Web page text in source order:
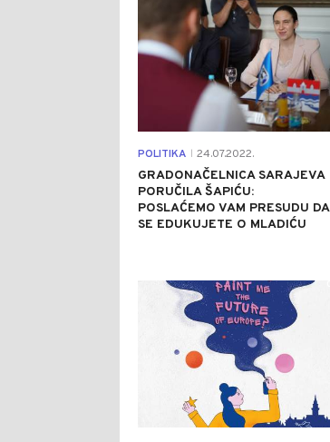
POLITIKA 24.07.2022.
GRADONAČELNICA SARAJEVA
PORUČILA ŠAPIĆU:
POSLAĆEMO VAM PRESUDU DA
SE EDUKUJETE O MLADIĆU